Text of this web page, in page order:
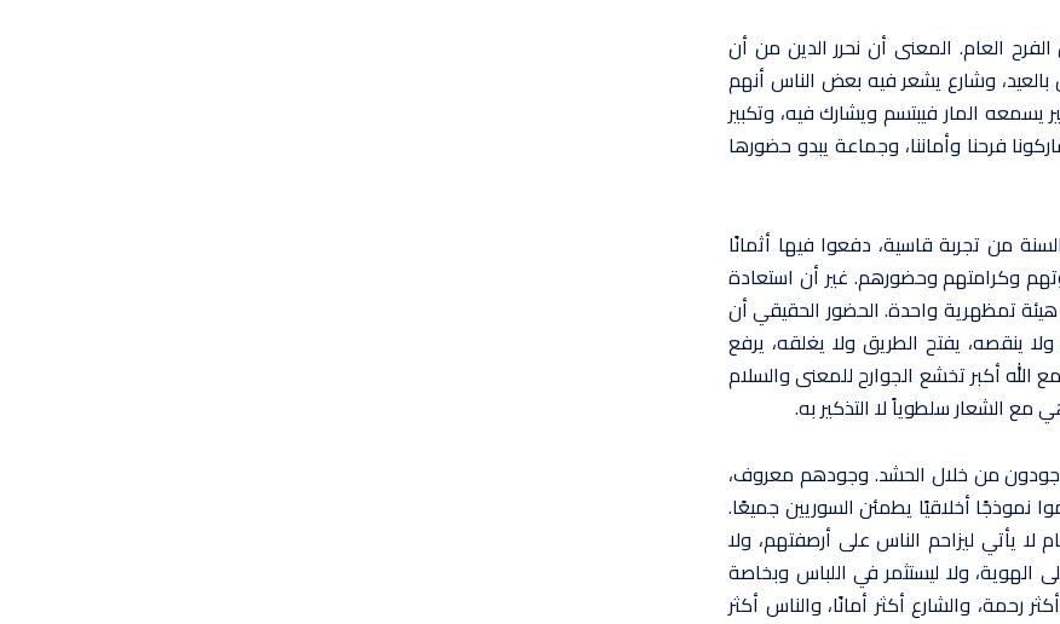
العام. المعنى أن نحرر الدين من أن
وشارع يشعر فيه بعض الناس أنهم
المار فيبتسم ويشارك فيه، وتكبير
فرحنا وأماننا، وجماعة يبدو حضورها
من تجربة قاسية، دفعوا فيها أثمانًا
وكرامتهم وحضورهم. غير أن استعادة
تمظهرية واحدة. الحضور الحقيقي أن
ينقصه، يفتح الطريق ولا يغلقه، يرفع
الله أكبر تخشع الجوارح للمعنى والسلام
الشعار سلطوياً لا التذكير به.
من خلال الحشد. وجودهم معروف،
أخلاقيًا يطمئن السوريين جميعًا.
يأتي ليزاحم الناس على أرصفتهم، ولا
الهوية، ولا ليستثمر في اللباس وبخاصة
والشارع أكثر أمانًا، والناس أكثر